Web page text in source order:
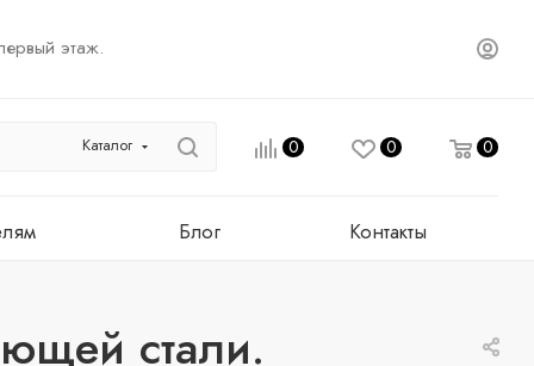
этаж.
Каталог 0 0 0
Блог Контакты
стали.